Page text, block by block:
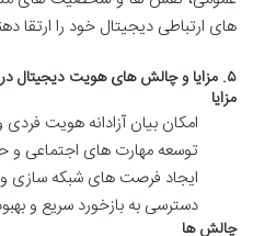
های ارتباطی دیجیتال خود را ارتقا
۵. مزایا و چالش های هویت دیجیتال در شبکه های اجتماعی
مزایا
امکان بیان آزادانه هویت
توسعه مهارت های اجتماعی و
ایجاد فرصت های شبکه سازی
دسترسی به بازخورد سریع و
چالش ها